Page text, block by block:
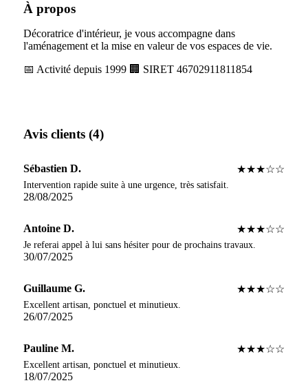
À propos
Décoratrice d'intérieur, je vous accompagne dans
l'aménagement et la mise en valeur de vos espaces de vie.
📅 Activité depuis 1999 🏢 SIRET 46702911811854
Avis clients (4)
Sébastien D. ★★★☆☆
Intervention rapide suite à une urgence, très satisfait.
28/08/2025
Antoine D. ★★★☆☆
Je referai appel à lui sans hésiter pour de prochains travaux.
30/07/2025
Guillaume G. ★★★☆☆
Excellent artisan, ponctuel et minutieux.
26/07/2025
Pauline M. ★★★☆☆
Excellent artisan, ponctuel et minutieux.
18/07/2025